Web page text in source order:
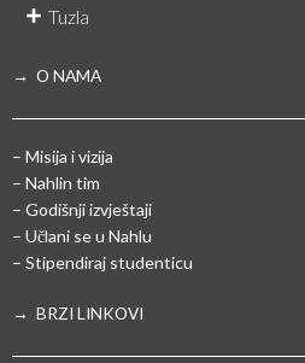
Tuzla
→ O NAMA
– Misija i vizija
– Nahlin tim
– Godišnji izvještaji
– Učlani se u Nahlu
– Stipendiraj studenticu
→ BRZI LINKOVI